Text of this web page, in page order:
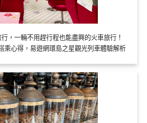
，一輛不用趕行程也能盡興的火車旅行！
乘心得，易遊網環島之星觀光列車體驗解析